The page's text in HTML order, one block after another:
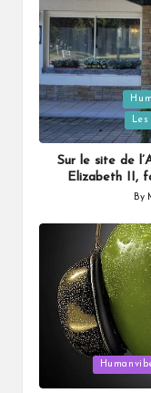
Posted
in
Sur le site de
Elizabeth II,
By